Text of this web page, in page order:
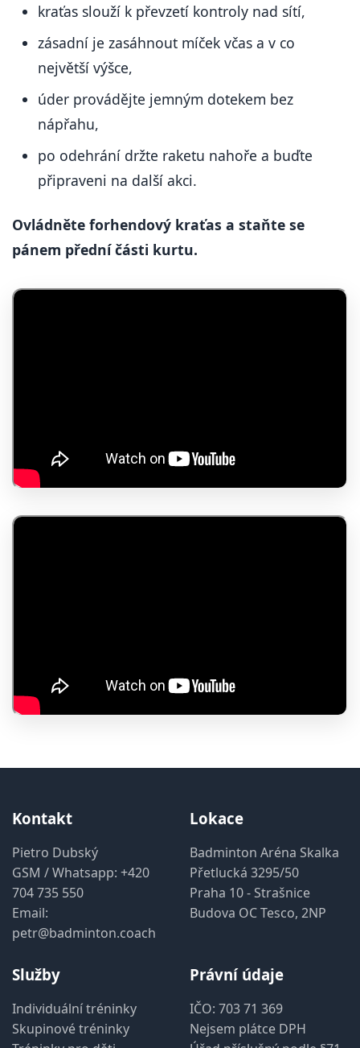
kraťas slouží k převzetí kontroly nad sítí,
zásadní je zasáhnout míček včas a v co
největší výšce,
úder provádějte jemným dotekem bez
nápřahu,
po odehrání držte raketu nahoře a buďte
připraveni na další akci.
Ovládněte forhendový kraťas a staňte se
pánem přední části kurtu.
Kontakt
Pietro Dubský
GSM / Whatsapp: +420
704 735 550
Email:
petr@badminton.coach
Lokace
Badminton Aréna Skalka
Přetlucká 3295/50
Praha 10 - Strašnice
Budova OC Tesco, 2NP
Služby
Individuální tréninky
Skupinové tréninky
Právní údaje
IČO: 703 71 369
Nejsem plátce DPH